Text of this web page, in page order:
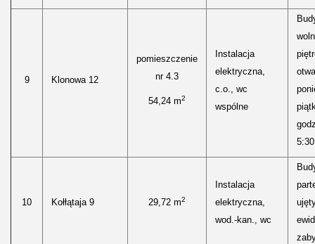
9 Klonowa 12
pomieszczenie
nr 4.3
54,24 m2
Instalacja
elektryczna,
c.o., wc
wspólne
10 Kołłątaja 9 29,72 m2
Instalacja
elektryczna,
wod.-kan., wc